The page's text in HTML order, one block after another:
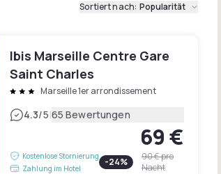
Sortiert nach: Popularität
Ibis Marseille Centre Gare
Saint Charles
Marseille 1er arrondissement
4.3/5|65 Bewertungen
Kostenlose Stornierung
Zahlung im Hotel
69 €
-24% 90 €pro
Nacht